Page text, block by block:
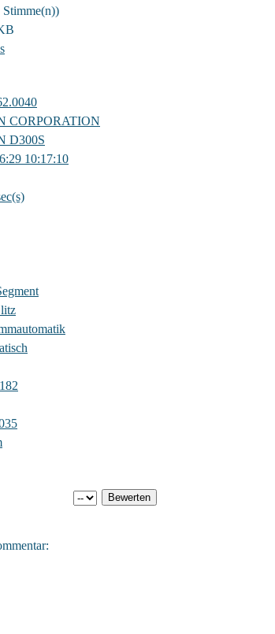
Stimme(n))
CORPORATION
D300S
10:17:10